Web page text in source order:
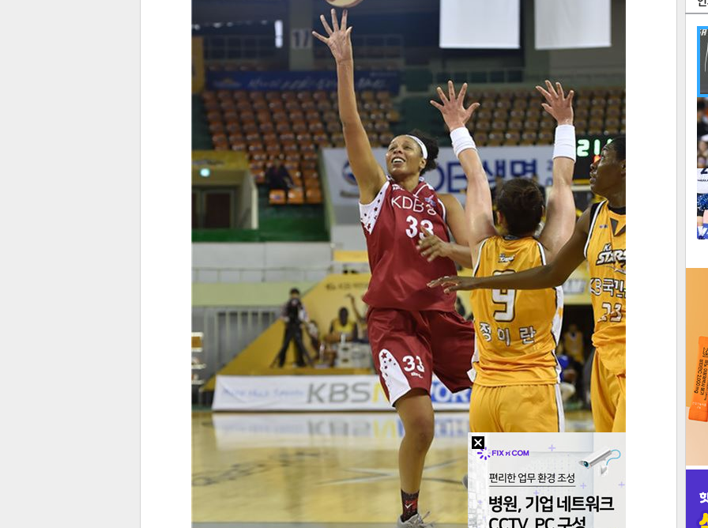
많이 본 뉴스 연예 스포츠
트위 밴드 네이
댓글 텍스 텍스 url 복 인쇄
연예
2